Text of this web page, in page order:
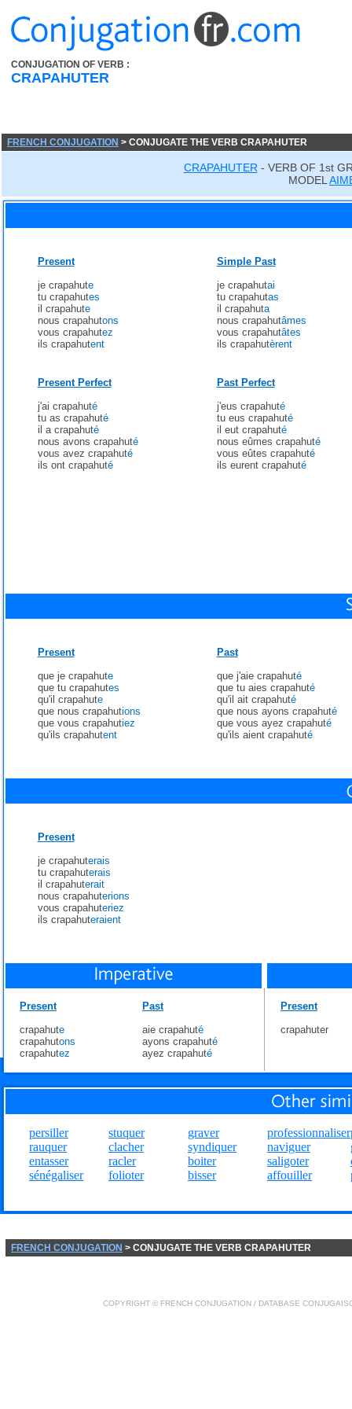
CONJUGATION OF VERB :
CRAPAHUTER
FRENCH CONJUGATION > CONJUGATE THE VERB CRAPAHUTER
CRAPAHUTER - VERB OF 1st
MODEL
Present
je crapahute
tu crapahutes
il crapahute
nous crapahutons
vous crapahutez
ils crapahutent
Simple Past
je crapahutai
tu crapahutas
il crapahuta
nous crapahutâmes
vous crapahutâtes
ils crapahutèrent
Present Perfect
j'ai crapahuté
tu as crapahuté
il a crapahuté
nous avons crapahuté
vous avez crapahuté
ils ont crapahuté
Past Perfect
j'eus crapahuté
tu eus crapahuté
il eut crapahuté
nous eûmes crapahuté
vous eûtes crapahuté
ils eurent crapahuté
Present
que je crapahute
que tu crapahutes
qu'il crapahute
que nous crapahutions
que vous crapahutiez
qu'ils crapahutent
Past
que j'aie crapahuté
que tu aies crapahuté
qu'il ait crapahuté
que nous ayons crapahuté
que vous ayez crapahuté
qu'ils aient crapahuté
Present
je crapahuterais
tu crapahuterais
il crapahuterait
nous crapahuterions
vous crapahuteriez
ils crapahuteraient
Present
crapahute
crapahutons
crapahutez
Past
aie crapahuté
ayons crapahuté
ayez crapahuté
Present
crapahuter
persiller
rauquer
entasser
sénégaliser
stuquer
clacher
racler
folioter
graver
syndiquer
boiter
bisser
professionnaliser
naviguer
saligoter
affouiller
FRENCH CONJUGATION > CONJUGATE THE VERB CRAPAHUTER
COPYRIGHT © FRENCH CONJUGATION / DATABASE